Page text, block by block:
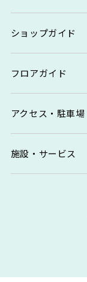
ショップガイド
フロアガイド
アクセス・駐車場
施設・サービス